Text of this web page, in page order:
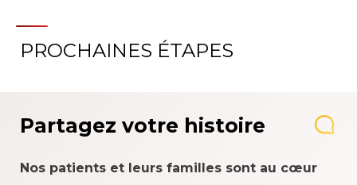
PROCHAINES ÉTAPES
Partagez votre histoire
Nos patients et leurs familles sont au cœur